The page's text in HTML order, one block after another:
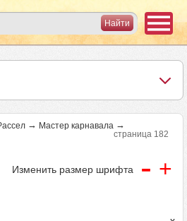
→ Мастер карнавала →
страница 182
Изменить размер шрифта - +